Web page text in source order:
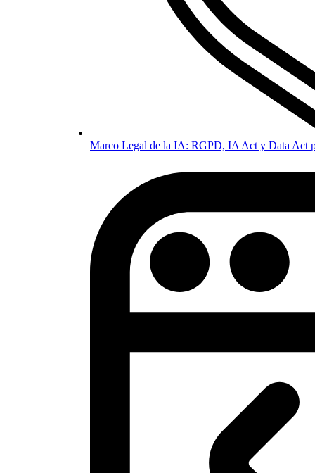
Marco Legal de la IA: RGPD, IA Act y Data Act